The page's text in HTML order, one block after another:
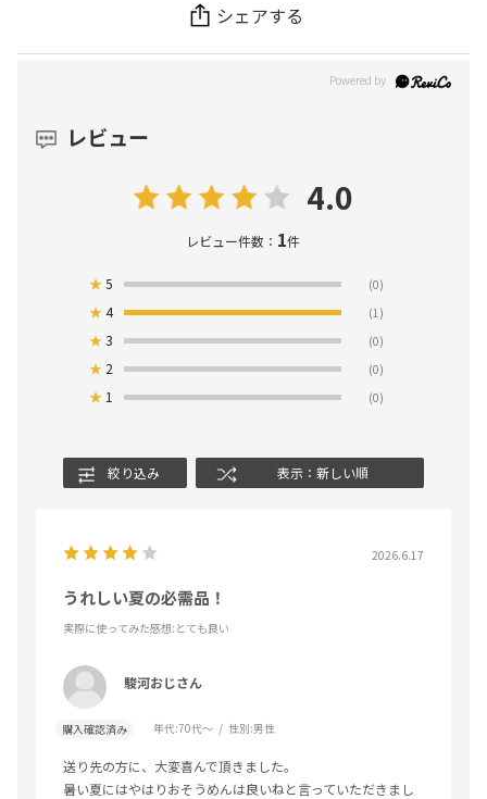
シェアする
レビュー
4.0
レビュー件数： 1件
★5 (0)
★4 (1)
★3 (0)
★ 2 (0)
★ 1 (0)
絞り込み 表示：新しい順
2026.6.17
うれしい夏の必需品！
実際に使ってみた感想:とても良い
駿河おじさん
購入確認済み 年代:70代～ 性別:男性
送り先の方に、大変喜んで頂きました。
暑い夏にはやはりおそうめんは良いねと言っていただきまし